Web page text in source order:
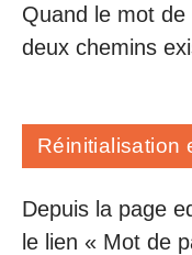
Quand le mot
deux chemins
Réinitialisation
Depuis la page
le lien « Mot de